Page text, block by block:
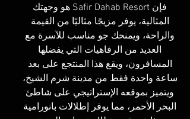
فإن Safir Dahab Resort هو وجهتك
المثالية، يوفر مزيجًا مثاليًا من القيمة
والراحة، ويمنحك جو مناسب للآسرة مع
العديد من الرفاهيات التي يفضلها
المسافرون، ويقع هذا المنتجع على بعد
ساعة واحدة فقط من مدينة شرم الشيخ،
ويتميز بموقعه الإستراتيجي على شاطئ
البحر الأحمر، مما يوفر إطلالات بانورامية